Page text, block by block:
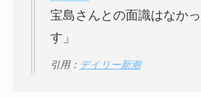
宝島さんとの面識はなか
す」
引用： デイリー新潮